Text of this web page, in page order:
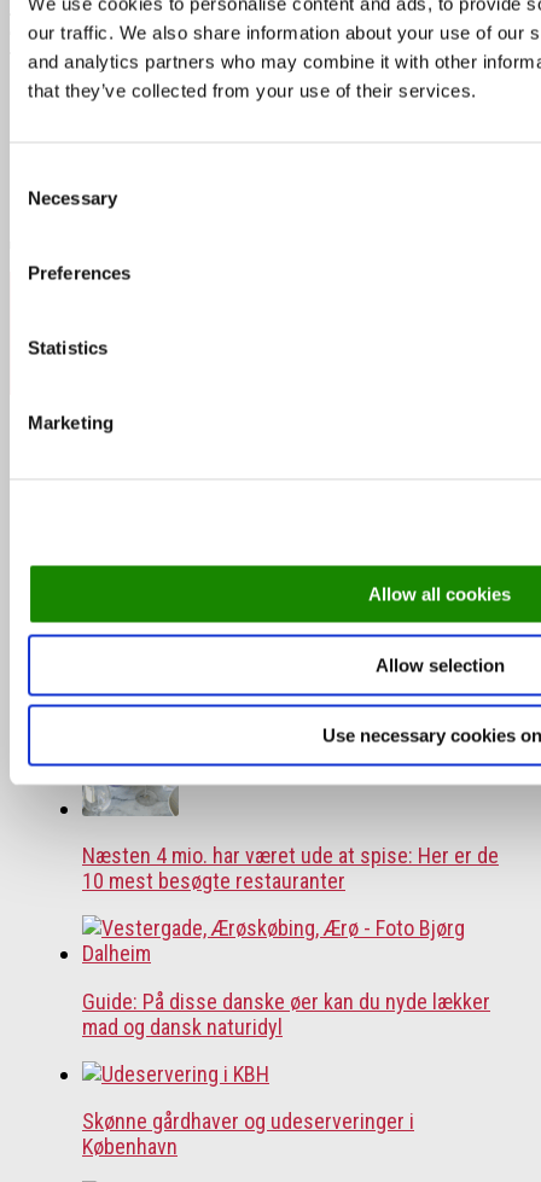
our traffic. We also share information about your use of our
and analytics partners who may combine it with other
that they’ve collected from your use of their services.
Selection
Necessary
Preferences
Statistics
Marketing
Allow all cookies
Allow selection
Use necessary cookies
tømmermændsguide
Skal du ud i weekenden? Så har vi en tømmermændsguide
Næste side »
Follow:
Næsten 4 mio. har været ude at spise: Her er de
10 mest besøgte restauranter
Guide: På disse danske øer kan du nyde lækker
mad og dansk naturidyl
Skønne gårdhaver og udeserveringer i
København